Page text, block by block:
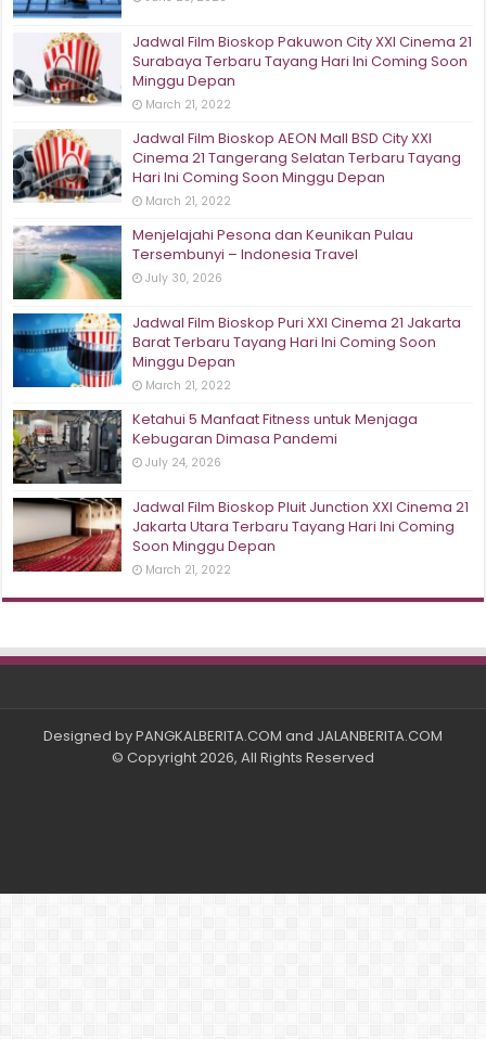
Jadwal Film Bioskop Pakuwon City XXI Cinema 21
Surabaya Terbaru Tayang Hari Ini Coming Soon
Minggu Depan
March 21, 2022
Jadwal Film Bioskop AEON Mall BSD City XXI
Cinema 21 Tangerang Selatan Terbaru Tayang
Hari Ini Coming Soon Minggu Depan
March 21, 2022
Menjelajahi Pesona dan Keunikan Pulau
Tersembunyi – Indonesia Travel
July 30, 2026
Jadwal Film Bioskop Puri XXI Cinema 21 Jakarta
Barat Terbaru Tayang Hari Ini Coming Soon
Minggu Depan
March 21, 2022
Ketahui 5 Manfaat Fitness untuk Menjaga
Kebugaran Dimasa Pandemi
July 24, 2026
Jadwal Film Bioskop Pluit Junction XXI Cinema 21
Jakarta Utara Terbaru Tayang Hari Ini Coming
Soon Minggu Depan
March 21, 2022
Designed byPANGKALBERITA.COM and JALANBERITA.COM
© Copyright 2026, All Rights Reserved